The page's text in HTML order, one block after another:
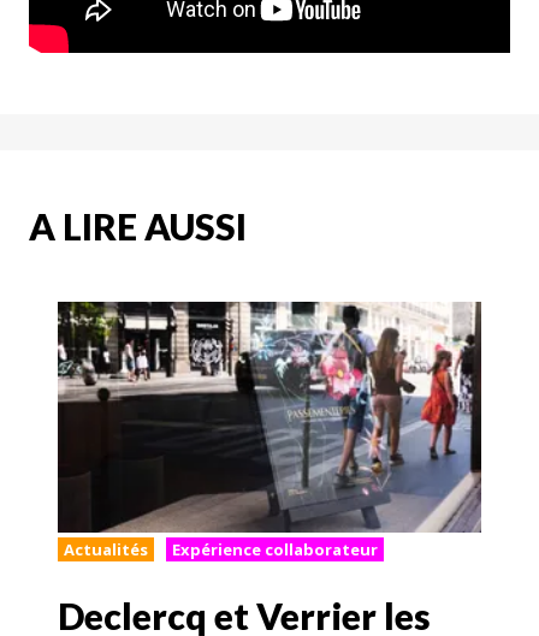
A LIRE AUSSI
Actualités Expérience collaborateur
Declercq et Verrier les